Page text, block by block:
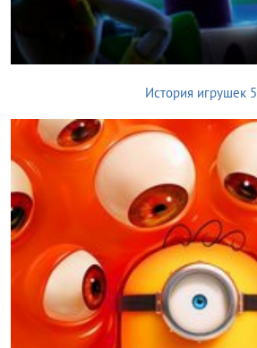
История игрушек 5